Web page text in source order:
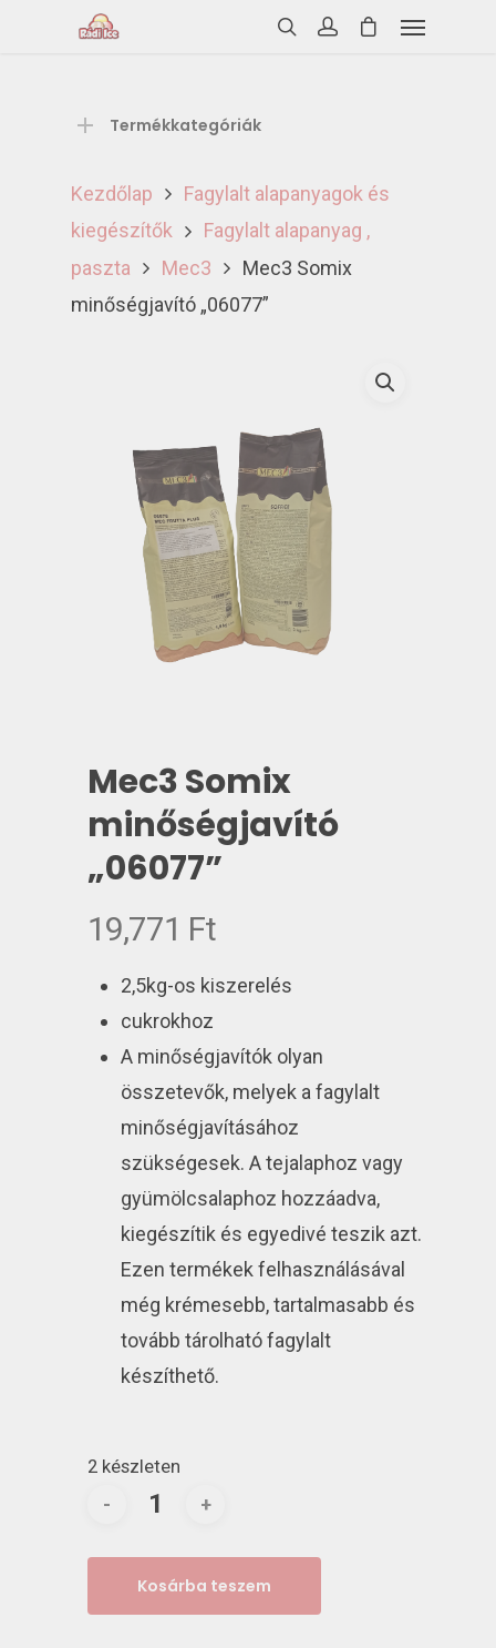
Termékkategóriák
Kezdőlap
Fagylalt alapanyagok és
kiegészítők
Fagylalt alapanyag ,
paszta
Mec3
Mec3 Somix
minőségjavító „06077”
Mec3 Somix
minőségjavító
„06077”
19,771 Ft
2,5kg-os kiszerelés
cukrokhoz
A minőségjavítók olyan
összetevők, melyek a fagylalt
minőségjavításához
szükségesek. A tejalaphoz vagy
gyümölcsalaphoz hozzáadva,
kiegészítik és egyedivé teszik azt.
Ezen termékek felhasználásával
még krémesebb, tartalmasabb és
tovább tárolható fagylalt
készíthető.
2 készleten
Kosárba teszem